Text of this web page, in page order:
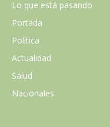
Lo que está pasando
Portada
Política
Actualidad
Salud
Nacionales